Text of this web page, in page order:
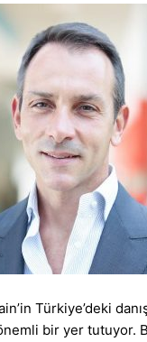
Türkiye’deki
bir yer tutuyor.